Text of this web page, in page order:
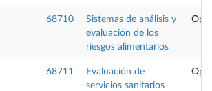
68710
Sistemas de análisis y
evaluación de los
riesgos alimentarios
68711
Evaluación de
servicios sanitarios